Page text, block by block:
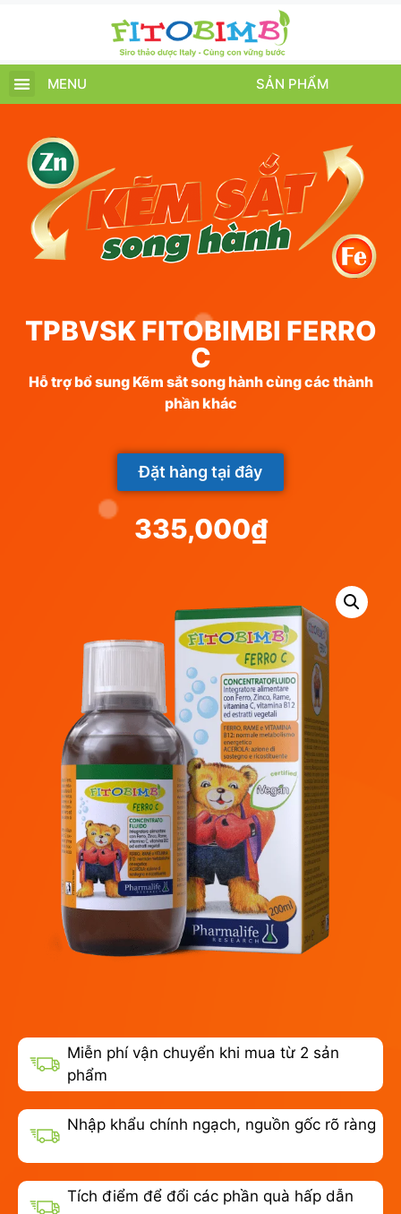
MENU SẢN PHẨM
TPBVSK FITOBIMBI FERRO
C
Hỗ trợ bổ sung Kẽm sắt song hành cùng các thành
phần khác
Đặt hàng tại đây
335,000₫
Miễn phí vận chuyển khi mua từ 2 sản
phẩm
Nhập khẩu chính ngạch, nguồn gốc rõ ràng
Tích điểm để đổi các phần quà hấp dẫn